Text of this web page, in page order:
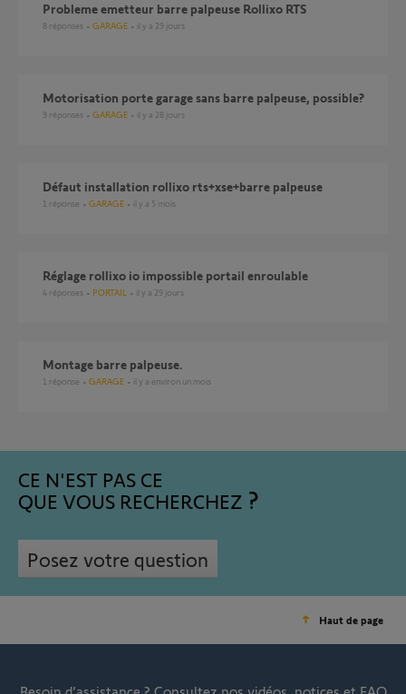
Probleme emetteur barre palpeuse Rollixo RTS
8 réponses GARAGE il y a 29 jours
Motorisation porte garage sans barre palpeuse, possible?
9 réponses GARAGE il y a 28 jours
défaut installation rollixo rts+xse+barre palpeuse
1 réponse GARAGE il y a 5 mois
Réglage rollixo io impossible portail enroulable
4 réponses PORTAIL il y a 29 jours
Montage barre palpeuse.
1 réponse GARAGE il y a environ un mois
CE N'EST PAS CE
QUE VOUS RECHERCHEZ
Posez votre question
Haut de page